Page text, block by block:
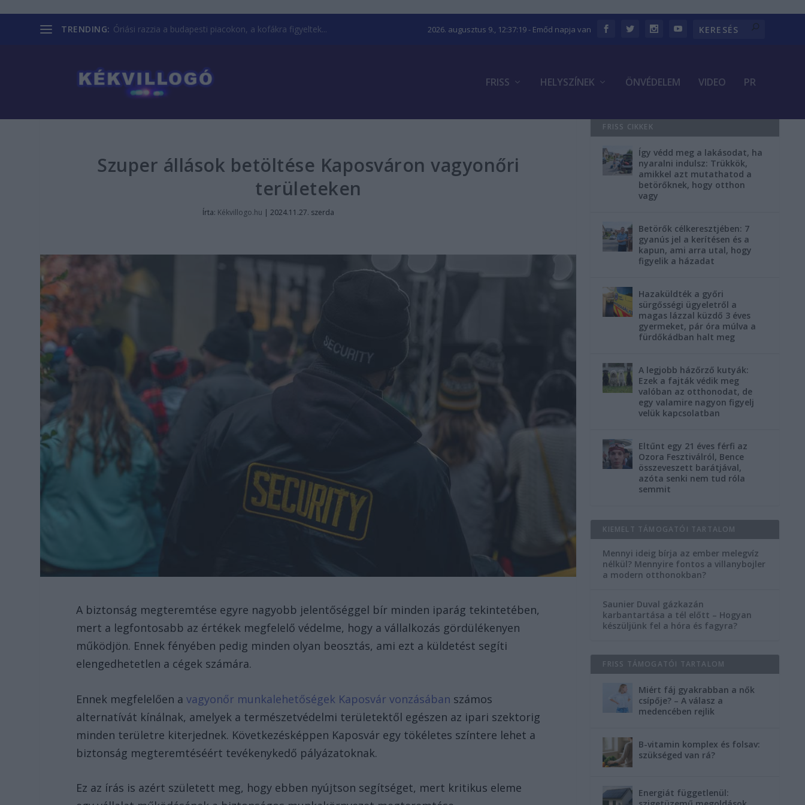
TRENDING: Óriási razzia a budapesti piacokon, a kofákra figyeltek... 2026. augusztus 9., 12:37:20- Emőd napja van
FRISS HELYSZÍNEK ÖNVÉDELEM VIDEO PR
Szuper állások betöltése Kaposváron vagyonőri
területeken
Írta: Kékvillogo.hu |2024.11.27. szerda
A biztonság megteremtése egyre nagyobb jelentőséggel bír minden iparág tekintetében,
mert a legfontosabb az értékek megfelelő védelme, hogy a vállalkozás gördülékenyen
működjön. Ennek fényében pedig minden olyan beosztás, ami ezt a küldetést segíti
elengedhetetlen a cégek számára.
Ennek megfelelően avagyonőr munkalehetőségek Kaposvár vonzásában számos
alternatívát kínálnak, amelyek a természetvédelmi területektől egészen az ipari szektorig
minden területre kiterjednek. Következésképpen Kaposvár egy tökéletes színtere lehet a
biztonság megteremtéséért tevékenykedő pályázatoknak.
Ez az írás is azért született meg, hogy ebben nyújtson segítséget, mert kritikus eleme
FRISS CIKKEK
Így védd meg a lakásodat, ha
nyaralni indulsz: Trükkök,
amikkel azt mutathatod a
betörőknek, hogy otthon
vagy
Betörők célkeresztjében: 7
gyanús jel a kerítésen és a
kapun, ami arra utal, hogy
figyelik a házadat
Hazaküldték a győri
sürgősségi ügyeletről a
magas lázzal küzdő 3 éves
gyermeket, pár óra múlva a
fürdőkádban halt meg
A legjobb házőrző kutyák:
Ezek a fajták védik meg
valóban az otthonodat, de
egy valamire nagyon figyelj
velük kapcsolatban
Eltűnt egy 21 éves férfi az
Ozora Fesztiválról, Bence
összeveszett barátjával,
azóta senki nem tud róla
semmit
KIEMELT TÁMOGATÓI TARTALOM
Mennyi ideig bírja az ember melegvíz
nélkül? Mennyire fontos a villanybojler
a modern otthonokban?
Saunier Duval gázkazán
karbantartása a tél előtt – Hogyan
készüljünk fel a hóra és fagyra?
FRISS TÁMOGATÓI TARTALOM
Miért fáj gyakrabban a nők
csípője? – A válasz a
medencében rejlik
B-vitamin komplex és folsav:
szükséged van rá?
Energiát függetlenül: